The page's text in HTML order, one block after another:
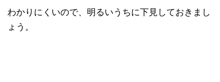
わかりにくいので、明るいうちに下見しておきまし
ょう。